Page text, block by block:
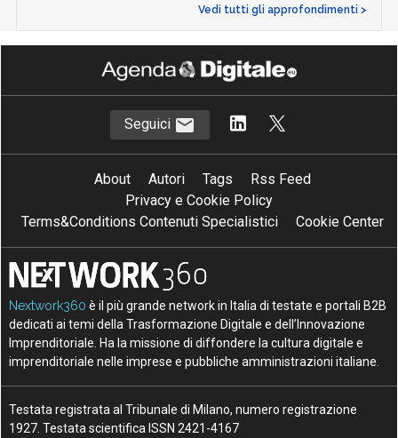
Vedi tutti gli approfondimenti >
Seguici
About Autori Tags
Rss Feed
Privacy e Cookie Policy
Terms&Conditions Contenuti Specialistici
Cookie Center
Nextwork360 è il più grande network in Italia di testate e portali B2B
dedicati ai temi della Trasformazione Digitale e dell’Innovazione
Imprenditoriale. Ha la missione di diffondere la cultura digitale e
imprenditoriale nelle imprese e pubbliche amministrazioni italiane.
Testata registrata al Tribunale di Milano, numero registrazione
1927. Testata scientifica ISSN 2421-4167